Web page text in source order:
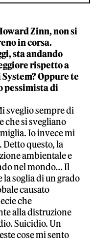
Zinn, non si
in corsa.
sta andando
rispetto a
Oppure te
pessimista di
sveglio sempre di
che si svegliano
Io invece mi
questo, la
ambientale e
nel mondo… Il
soglia di un grado
causato
che
alla distruzione
Suicidio. Un
cose mi sento